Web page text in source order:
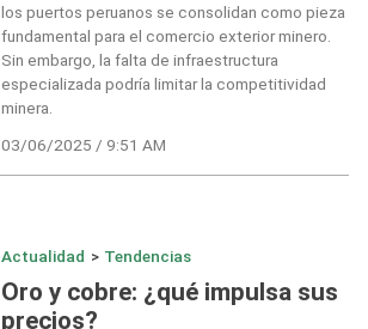
los puertos peruanos se consolidan como pieza
fundamental para el comercio exterior minero.
Sin embargo, la falta de infraestructura
especializada podría limitar la competitividad
minera.
03/06/2025 / 9:51 AM
Actualidad > Tendencias
Oro y cobre: ¿qué impulsa sus
precios?